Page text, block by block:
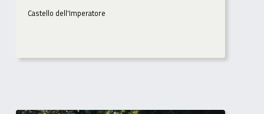
Castello dell'Imperatore